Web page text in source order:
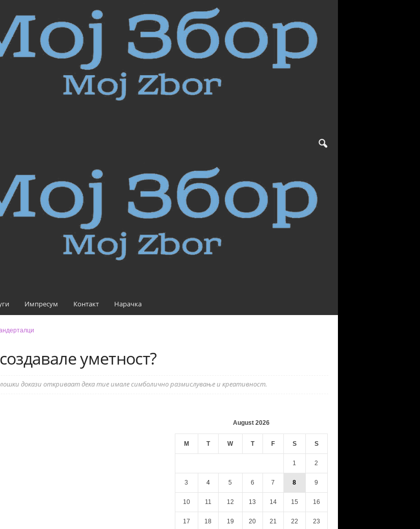
Импресум Контакт Нарачка
уметност?
докази откриваат дека тие имале симболично размислување и креативност.
August 2026
M T W T F S S
1 2
3 4 5 6 7 8 9
10 11 12 13 14 15 16
17 18 19 20 21 22 23